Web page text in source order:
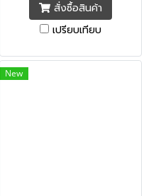
ถึง 100 เมตร
สั่งซื้อสินค้า
เปรียบเทียบ
New